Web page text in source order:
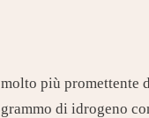
molto più promettente
di idrogeno